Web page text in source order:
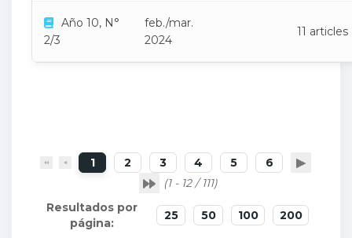
Año 10, N°
2/3
feb./mar.
2024
11 articles
1 2 3 4 5
6
(1 - 12 / 111)
25 50 100 200